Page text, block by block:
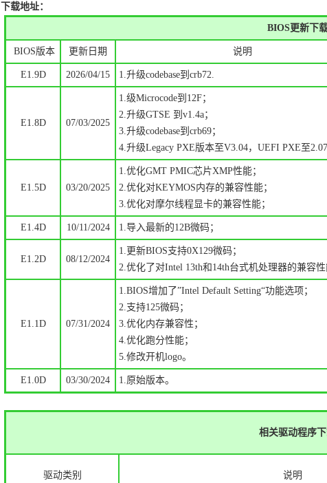
下载地址：
BIOS更新下
BIOS版本 更新日期 说明
E1.9D 2026/04/15 1.升级codebase到crb72.
E1.8D 07/03/2025
1.级Microcode到12F；
2.升级GTSE 到v1.4a；
3.升级codebase到crb69；
4.升级Legacy PXE版本至V3.04， UEFI PXE至
E1.5D 03/20/2025
1.优化GMT PMIC芯片XMP性能；
2.优化对KEYMOS内存的兼容性能；
3.优化对摩尔线程显卡的兼容性能；
E1.4D 10/11/2024 1.导入最新的12B微码；
E1.2D 08/12/2024
1.更新BIOS支持0X129微码；
2.优化了对Intel 13th和14th台式机处理器的兼容性
E1.1D 07/31/2024
1.BIOS增加了”Intel Default Setting“功能选项；
2.支持125微码；
3.优化内存兼容性；
4.优化跑分性能；
5.修改开机logo。
E1.0D 03/30/2024 1.原始版本。
相关驱动程序
驱动类别 说明